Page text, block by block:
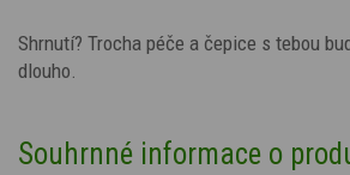
Shrnutí? Trocha péče a čepice s tebou
dlouho.
Souhrnné informace o